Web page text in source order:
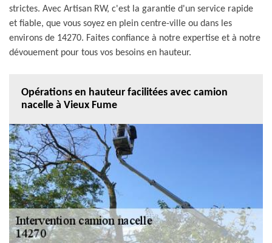
strictes. Avec Artisan RW, c'est la garantie d'un service rapide
et fiable, que vous soyez en plein centre-ville ou dans les
environs de 14270. Faites confiance à notre expertise et à notre
dévouement pour tous vos besoins en hauteur.
Opérations en hauteur facilitées avec camion
nacelle à Vieux Fume